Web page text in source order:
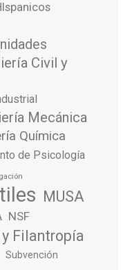
Civil y
Mecánica
Química
de Psicología
MUSA
NSF
Filantropía
Subvención